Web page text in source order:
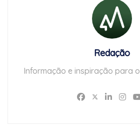
Redação
Informação e inspiração para